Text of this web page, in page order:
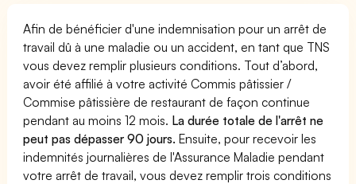
Afin de bénéficier d'une indemnisation pour un arrêt de
travail dû à une maladie ou un accident, en tant que TNS
vous devez remplir plusieurs conditions. Tout d’abord,
avoir été affilié à votre activité Commis pâtissier /
Commise pâtissière de restaurant de façon continue
pendant au moins 12 mois. La durée totale de l'arrêt ne
peut pas dépasser 90 jours. Ensuite, pour recevoir les
indemnités journalières de l'Assurance Maladie pendant
votre arrêt de travail, vous devez remplir trois conditions